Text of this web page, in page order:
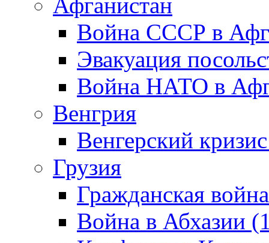
Война СССР в
Эвакуация
Война НАТО в
Венгрия
Венгерский
Грузия
Гражданская
Война в Абхазии